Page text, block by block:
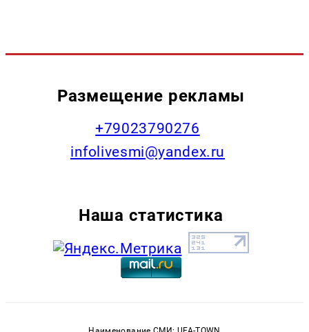
Размещение рекламы
+79023790276
infolivesmi@yandex.ru
Наша статистика